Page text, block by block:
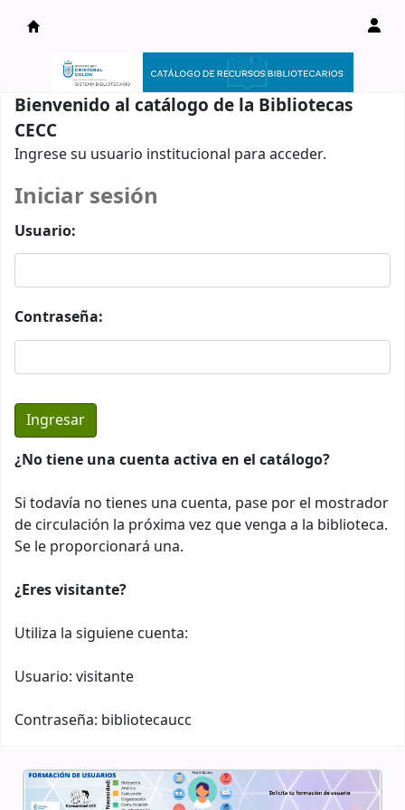
Catálogo en línea
Bienvenido al catálogo de la Bibliotecas
CECC
Ingrese su usuario institucional para acceder.
Iniciar sesión
Usuario:
Contraseña:
¿No tiene una cuenta activa en el catálogo?
Si todavía no tienes una cuenta, pase por el mostrador
de circulación la próxima vez que venga a la biblioteca.
Se le proporcionará una.
¿Eres visitante?
Utiliza la siguiene cuenta:
Usuario: visitante
Contraseña: bibliotecaucc